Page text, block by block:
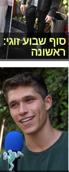
סוף שבוע
ראשונה